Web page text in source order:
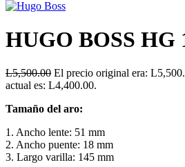
HUGO BOSS HG
L5,500.00 El precio original era:
actual es: L4,400.00.
Tamaño del aro:
1. Ancho lente: 51 mm
2. Ancho puente: 18 mm
3. Largo varilla: 145 mm